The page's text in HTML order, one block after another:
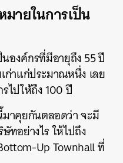
ายในการเป็น
องค์กรที่มีอายุถึง 55 ปี
ก่าแก่ประมาณหนึ่ง เลย
ไปให้ถึง 100 ปี
มาคุยกันตลอดว่า จะมี
ทอย่างไร ให้ไปถึง
Up Townhall ที่